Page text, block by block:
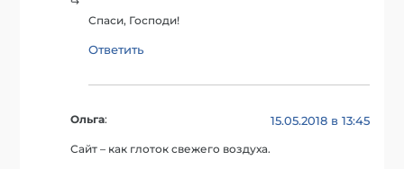
Спаси, Господи!
Ответить
Ольга: 15.05.2018 в 13:45
Сайт – как глоток свежего воздуха.